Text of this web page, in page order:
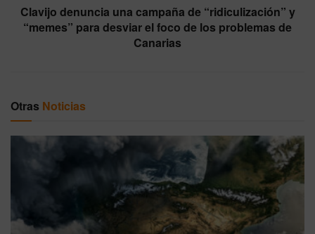
Clavijo denuncia una campaña de “ridiculización” y
“memes” para desviar el foco de los problemas de
Canarias
Otras Noticias